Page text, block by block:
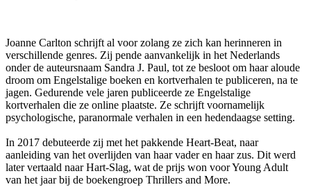
Joanne Carlton schrijft al voor zolang ze zich kan herinneren in
verschillende genres. Zij pende aanvankelijk in het Nederlands
onder de auteursnaam Sandra J. Paul, tot ze besloot om haar aloude
droom om Engelstalige boeken en kortverhalen te publiceren, na te
jagen. Gedurende vele jaren publiceerde ze Engelstalige
kortverhalen die ze online plaatste. Ze schrijft voornamelijk
psychologische, paranormale verhalen in een hedendaagse setting.
In 2017 debuteerde zij met het pakkende Heart-Beat, naar
aanleiding van het overlijden van haar vader en haar zus. Dit werd
later vertaald naar Hart-Slag, wat de prijs won voor Young Adult
van het jaar bij de boekengroep Thrillers and More.